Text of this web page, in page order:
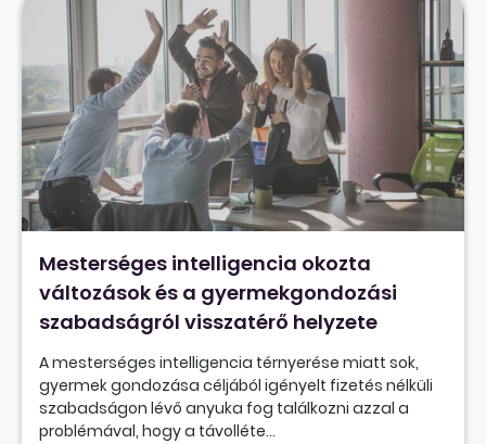
Mesterséges intelligencia okozta
változások és a gyermekgondozási
szabadságról visszatérő helyzete
A mesterséges intelligencia térnyerése miatt sok,
gyermek gondozása céljából igényelt fizetés nélküli
szabadságon lévő anyuka fog találkozni azzal a
problémával, hogy a távolléte...